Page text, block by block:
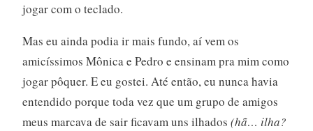
jogar com o teclado.
Mas eu ainda podia ir mais fundo, aí vem os
amicíssimos Mônica e Pedro e ensinam pra mim como
jogar pôquer. E eu gostei. Até então, eu nunca havia
entendido porque toda vez que um grupo de amigos
meus marcava de sair ficavam uns ilhados (hã… ilha?